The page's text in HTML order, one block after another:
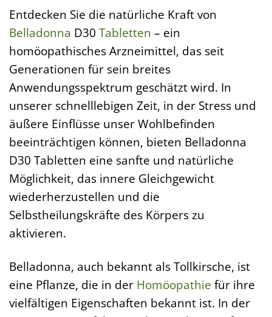
Entdecken Sie die natürliche Kraft von
Belladonna D30 Tabletten – ein
homöopathisches Arzneimittel, das seit
Generationen für sein breites
Anwendungsspektrum geschätzt wird. In
unserer schnelllebigen Zeit, in der Stress und
äußere Einflüsse unser Wohlbefinden
beeinträchtigen können, bieten Belladonna
D30 Tabletten eine sanfte und natürliche
Möglichkeit, das innere Gleichgewicht
wiederherzustellen und die
Selbstheilungskräfte des Körpers zu
aktivieren.
Belladonna, auch bekannt als Tollkirsche, ist
eine Pflanze, die in der Homöopathie für ihre
vielfältigen Eigenschaften bekannt ist. In der